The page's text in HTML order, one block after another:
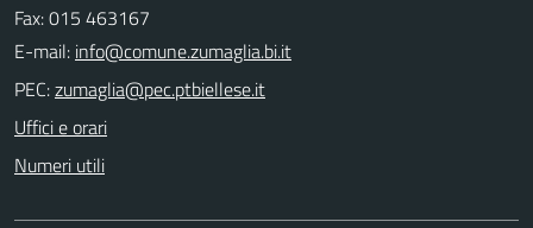
Fax: 015 463167
E-mail:
PEC:
Uffici e orari
Numeri utili